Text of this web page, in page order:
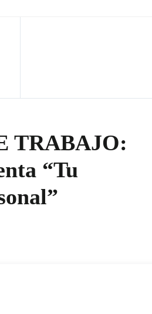
TRABAJO:
“Tu